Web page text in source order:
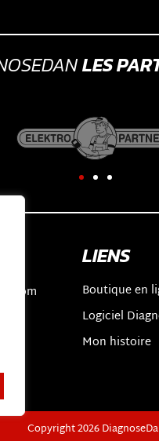
LES
LIENS
Boutique en
Logiciel
Mon histoire
Copyright 2026